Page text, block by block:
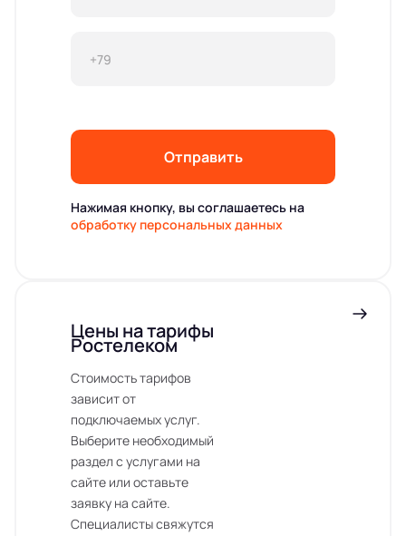
Отправить
Нажимая кнопку, вы соглашаетесь на
обработку персональных данных
Цены на тарифы
Ростелеком
Стоимость тарифов
зависит от
подключаемых услуг.
Выберите необходимый
раздел с услугами на
сайте или оставьте
заявку на сайте.
Специалисты свяжутся